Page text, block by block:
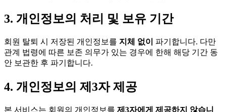
3. 개인정보의 처리 및 보유 기간
회원 탈퇴 시 저장된 개인정보를 지체 없이
파기합니다. 다만
관계 법령에 따른 보존 의무가 있는 경우에 한해 해당 기간 동
안 보관한 후 파기합니다.
4. 개인정보의 제3자 제공
본 서비스는 회원의 개인정보를 제3자에게 제공하지 않습니